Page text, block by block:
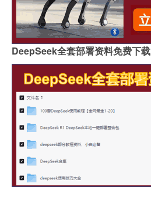
DeepSeek全套部署资料免费下载